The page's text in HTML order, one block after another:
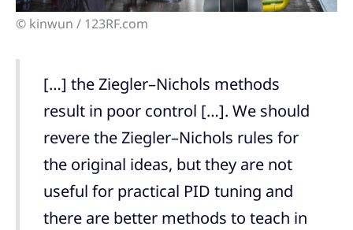
© kinwun / 123RF.com
[…] the Ziegler–Nichols methods
result in poor control […]. We should
revere the Ziegler–Nichols rules for
the original ideas, but they are not
useful for practical PID tuning and
there are better methods to teach in